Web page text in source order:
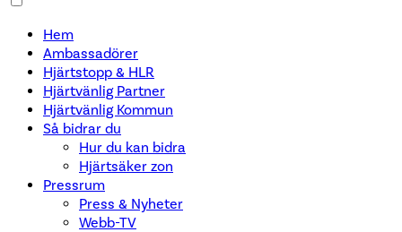
Hem
Ambassadörer
Hjärtstopp & HLR
Hjärtvänlig Partner
Hjärtvänlig Kommun
Så bidrar du
Hur du kan bidra
Hjärtsäker zon
Pressrum
Press & Nyheter
Webb-TV